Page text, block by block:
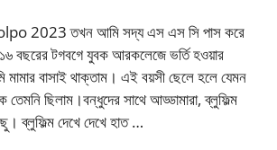
2023 তখন আমি সদ্য এস এস সি পাস করে
বছরের টগবগে যুবক আরকলেজে ভর্তি হওয়ার
মামার বাসাই থাক্তাম। এই বয়সী ছেলে হলে যেমন
ছিলাম।বন্ধুদের সাথে আড্ডামারা, ব্লুফিল্ম
ব্লুফিল্ম দেখে দেখে হাত …